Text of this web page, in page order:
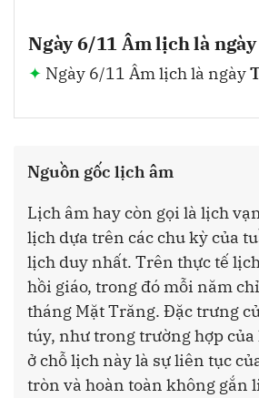
Ngày 6/11 Âm lịch là
Ngày 6/11 Âm lịch là ngày
Nguồn gốc lịch âm
Lịch âm hay còn gọi là lịch
lịch dựa trên các chu kỳ của
lịch duy nhất. Trên thực tế
hồi giáo, trong đó mỗi năm
tháng Mặt Trăng. Đặc trưng
túy, như trong trường hợp của
ở chỗ lịch này là sự liên tục
tròn và hoàn toàn không gắn